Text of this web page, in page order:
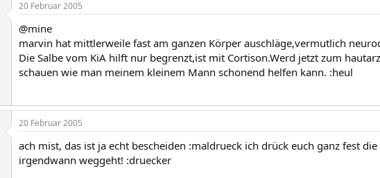
20 Februar 2005
@mine
marvin hat mittlerweile fast am ganzen Körper auschläge,vermutlich
Die Salbe vom KiA hilft nur begrenzt,ist mit Cortison.Werd jetzt zum
schauen wie man meinem kleinem Mann schonend helfen kann. :heul
20 Februar 2005
ach mist, das ist ja echt bescheiden :maldrueck ich drück euch ganz fest
irgendwann weggeht! :druecker